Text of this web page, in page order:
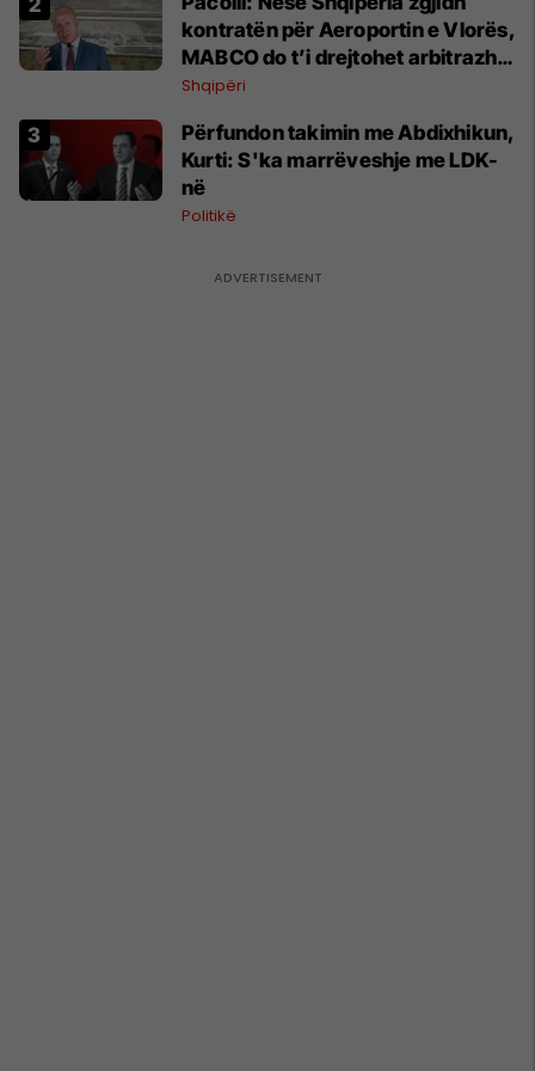
kontratën për Aeroportin e Vlorës,
MABCO do t’i drejtohet arbitrazhit
ndërkombëtar
Shqipëri
Përfundon takimin me Abdixhikun,
Kurti: S'ka marrëveshje me LDK-
në
Politikë